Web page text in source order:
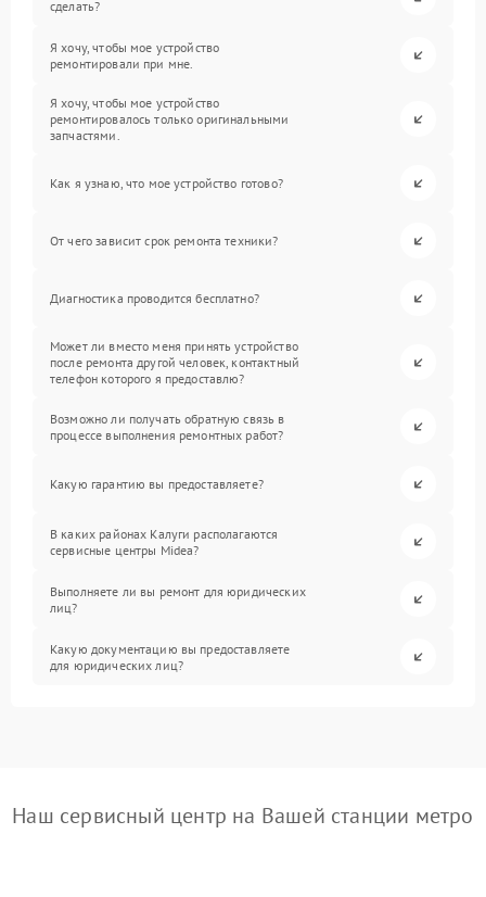
сделать?
Я хочу, чтобы мое устройство
ремонтировали при мне.
Я хочу, чтобы мое устройство
ремонтировалось только оригинальными
запчастями.
Как я узнаю, что мое устройство готово?
От чего зависит срок ремонта техники?
Диагностика проводится бесплатно?
Может ли вместо меня принять устройство
после ремонта другой человек, контактный
телефон которого я предоставлю?
Возможно ли получать обратную связь в
процессе выполнения ремонтных работ?
Какую гарантию вы предоставляете?
В каких районах Калуги располагаются
сервисные центры Midea?
Выполняете ли вы ремонт для юридических
лиц?
Какую документацию вы предоставляете
для юридических лиц?
Наш сервисный центр на Вашей станции метро